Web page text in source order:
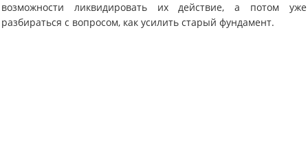
возможности ликвидировать их действие, а потом уже
разбираться с вопросом, как усилить старый фундамент.